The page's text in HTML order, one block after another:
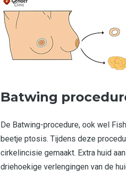
Batwing
De Batwing-procedure, ook wel
beetje ptosis. Tijdens deze
cirkelincisie gemaakt. Extra huid
driehoekige verlengingen van de